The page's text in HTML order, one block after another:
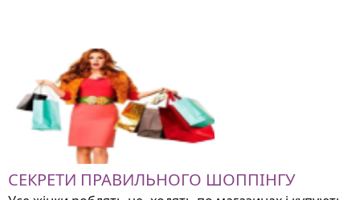
СЕКРЕТИ ПРАВИЛЬНОГО ШОППІНГУ